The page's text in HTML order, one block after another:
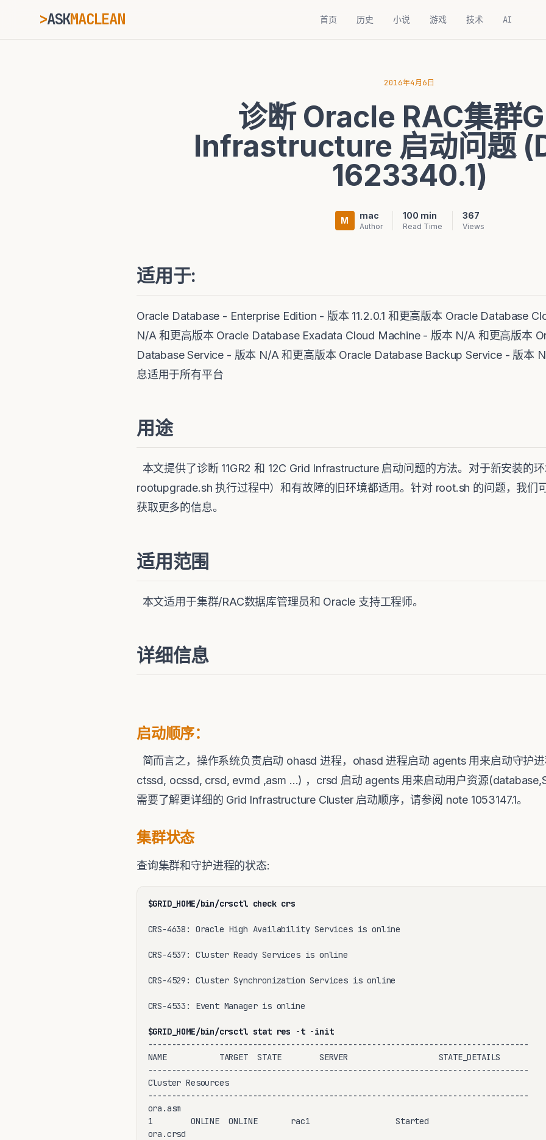
>ASKMACLEAN 首页 历史 小说 游戏 技术 AI
2016年4月6日
诊断 Oracle RAC集群
Infrastructure 启动问题
1623340.1)
M mac
Author
100 min
Read Time
367
Views
适用于:
Oracle Database - Enterprise Edition - 版本 11.2.0.1 和更高版本 Oracle Database
N/A 和更高版本 Oracle Database Exadata Cloud Machine - 版本 N/A 和更高版本
Database Service - 版本 N/A 和更高版本 Oracle Database Backup Service - 版本
息适用于所有平台
用途
本文提供了诊断 11GR2 和 12C Grid Infrastructure 启动问题的方法。对于新安装的
rootupgrade.sh 执行过程中）和有故障的旧环境都适用。针对 root.sh 的问题，我们
获取更多的信息。
适用范围
本文适用于集群/RAC数据库管理员和 Oracle 支持工程师。
详细信息
启动顺序：
简而言之，操作系统负责启动 ohasd 进程，ohasd 进程启动 agents 用来启动守护
ctssd, ocssd, crsd, evmd ,asm …) ，crsd 启动 agents 用来启动用户资源
需要了解更详细的 Grid Infrastructure Cluster 启动顺序，请参阅 note 1053147.1。
集群状态
查询集群和守护进程的状态:
$GRID_HOME/bin/crsctl check crs
CRS-4638: Oracle High Availability Services is online
CRS-4537: Cluster Ready Services is online
CRS-4529: Cluster Synchronization Services is online
CRS-4533: Event Manager is online
$GRID_HOME/bin/crsctl stat res -t -init
--------------------------------------------------------------------------------
NAME           TARGET  STATE        SERVER                   STATE_DETAILS
--------------------------------------------------------------------------------
Cluster Resources
--------------------------------------------------------------------------------
ora.asm
1        ONLINE  ONLINE       rac1                  Started
ora.crsd